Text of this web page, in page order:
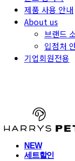
제품 사용 안내
About us
브랜드
입점처
기업회원전용
NEW
세트할인